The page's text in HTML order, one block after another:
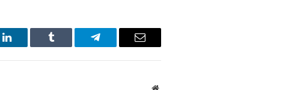
LinkedIn Tumblr Telegram Email
Website